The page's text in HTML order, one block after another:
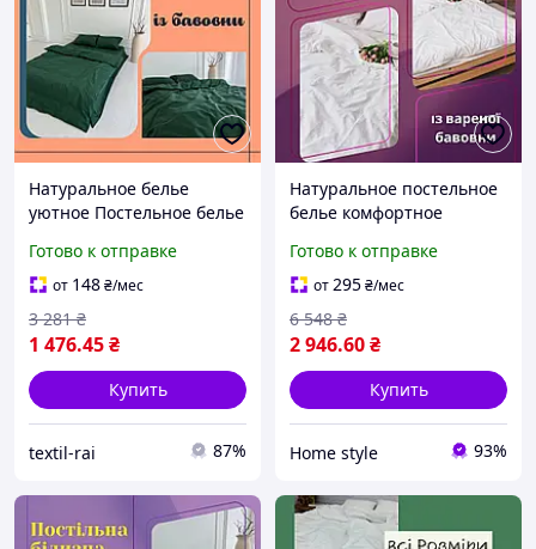
Натуральное белье
уютное Постельное белье
прочное Стильные
комплекты постельного
белья
Готово к отправке
от 148₴/мес
1 476.45₴
3 281 ₴
Купить
textil-rai 87%
Натуральное постельное
белье комфортное
белье плотное Яркое
модное постельное белье
Готово к отправке
от295₴/мес
2 946.60₴
6 548 ₴
Купить
Home style 93%